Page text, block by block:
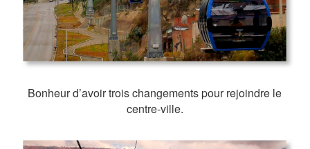
Bonheur d’avoir trois changements pour rejoindre le
centre-ville.